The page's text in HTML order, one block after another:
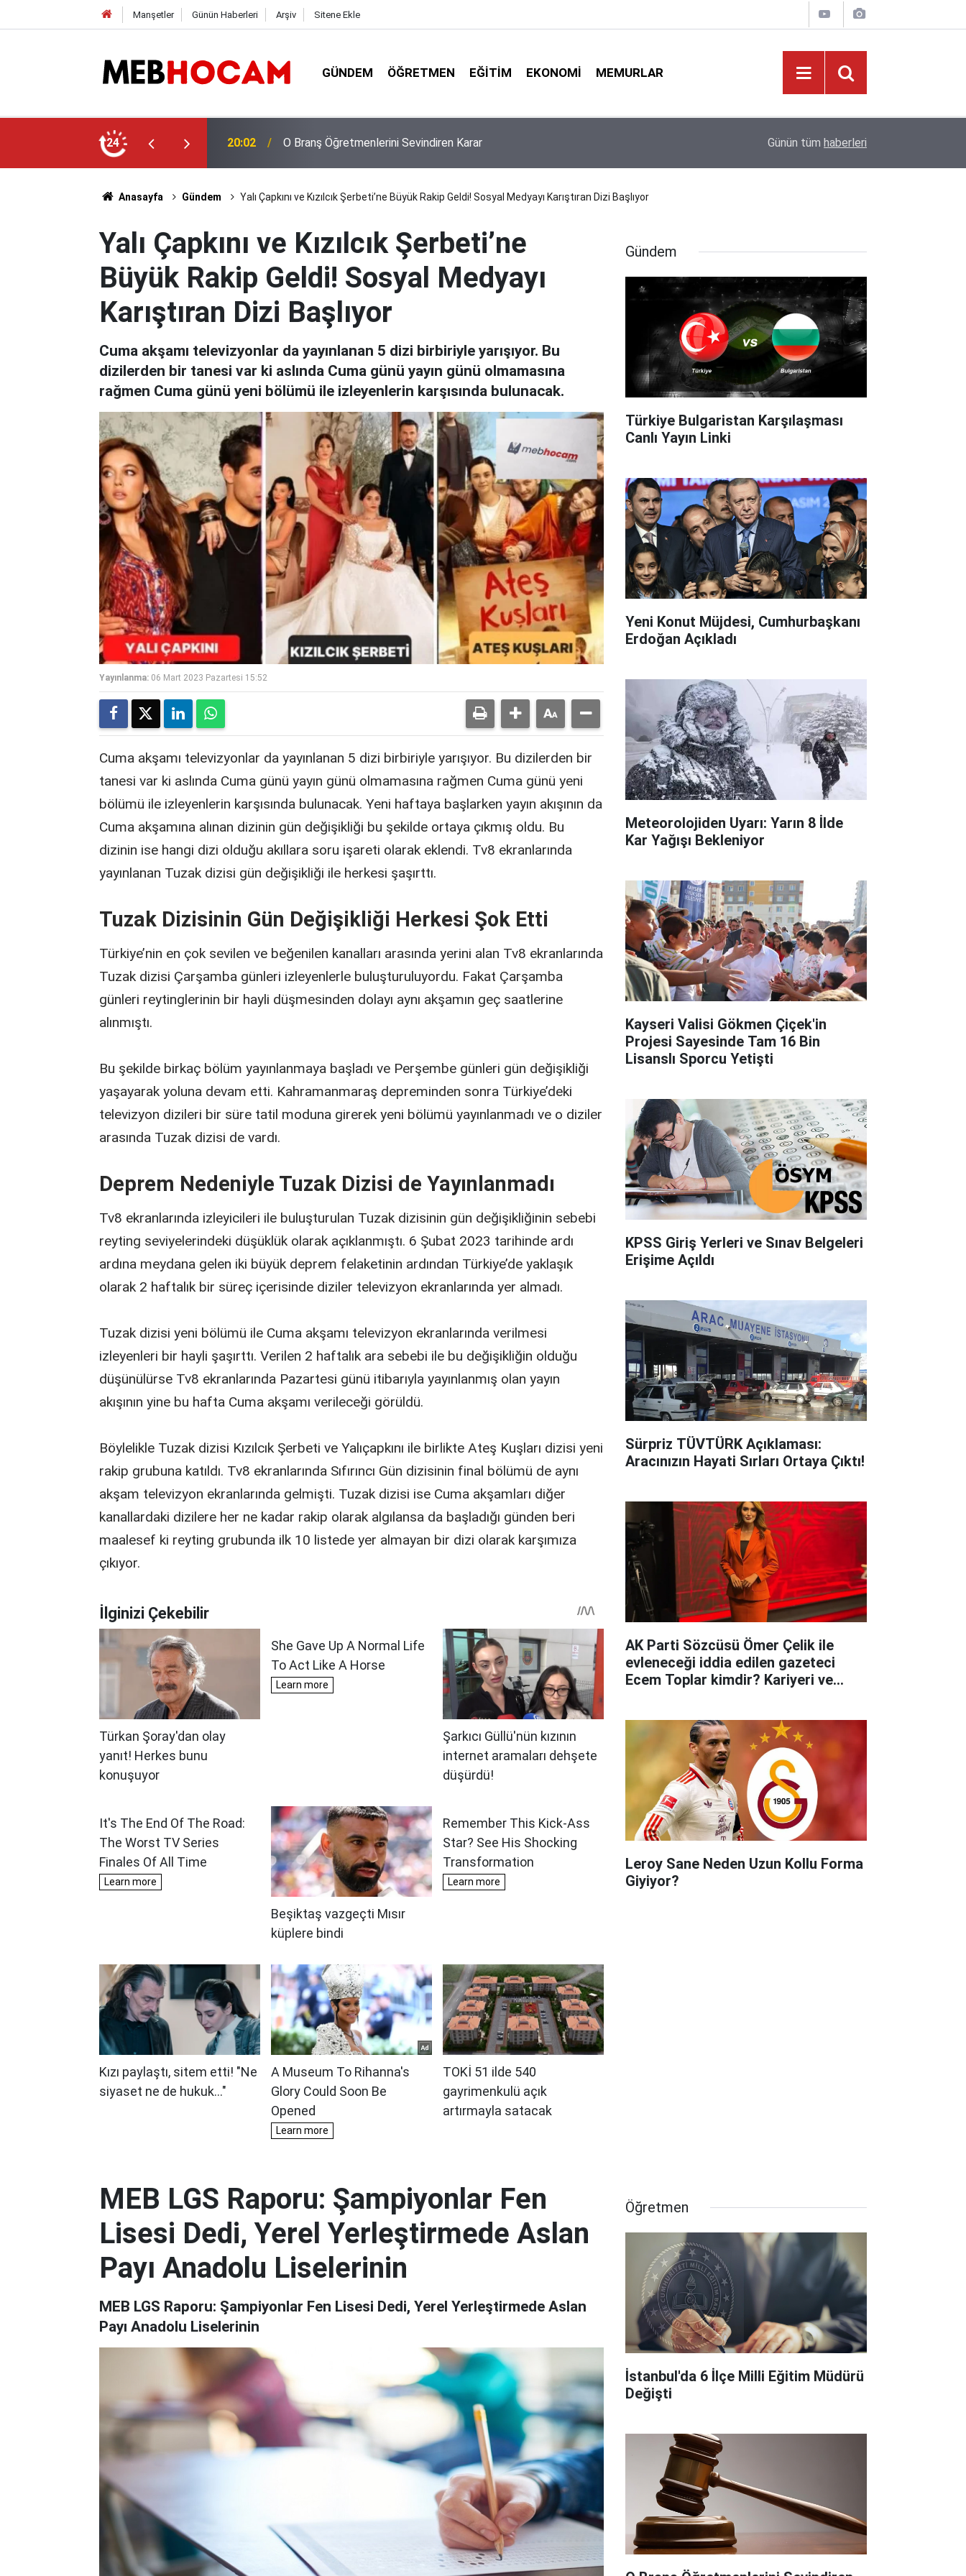
Manşetler Günün Haberleri Arşiv Sitene Ekle
GÜNDEM ÖĞRETMEN EĞITIM EKONOMI MEMURLAR
24 19:03 LGS Nakil Puanları İlk Yerleştirmeyi Aşabilir! İş İkinci Kriterlere Kaldı Okullarda Şiddetin Kökü Kazınacak: TBMM
Günün tüm haberleri
Anasayfa Gündem Yalı Çapkını ve Kızılcık Şerbeti’ne Büyük Rakip Geldi! Sosyal Medyayı Karıştıran Dizi Başlıyor
Yalı Çapkını ve Kızılcık Şerbeti’ne
Büyük Rakip Geldi! Sosyal Medyayı
Karıştıran Dizi Başlıyor
Cuma akşamı televizyonlar da yayınlanan 5 dizi birbiriyle yarışıyor. Bu
dizilerden bir tanesi var ki aslında Cuma günü yayın günü olmamasına
rağmen Cuma günü yeni bölümü ile izleyenlerin karşısında bulunacak.
Yayınlanma: 06 Mart 2023 Pazartesi 15:52
Cuma akşamı televizyonlar da yayınlanan 5 dizi birbiriyle yarışıyor. Bu dizilerden bir
tanesi var ki aslında Cuma günü yayın günü olmamasına rağmen Cuma günü yeni
bölümü ile izleyenlerin karşısında bulunacak. Yeni haftaya başlarken yayın akışının da
Cuma akşamına alınan dizinin gün değişikliği bu şekilde ortaya çıkmış oldu. Bu
dizinin ise hangi dizi olduğu akıllara soru işareti olarak eklendi. Tv8 ekranlarında
yayınlanan Tuzak dizisi gün değişikliği ile herkesi şaşırttı.
Tuzak Dizisinin Gün Değişikliği Herkesi Şok Etti
Türkiye’nin en çok sevilen ve beğenilen kanalları arasında yerini alan Tv8 ekranlarında
Tuzak dizisi Çarşamba günleri izleyenlerle buluşturuluyordu. Fakat Çarşamba
günleri reytinglerinin bir hayli düşmesinden dolayı aynı akşamın geç saatlerine
alınmıştı.
Bu şekilde birkaç bölüm yayınlanmaya başladı ve Perşembe günleri gün değişikliği
yaşayarak yoluna devam etti. Kahramanmaraş depreminden sonra Türkiye’deki
televizyon dizileri bir süre tatil moduna girerek yeni bölümü yayınlanmadı ve o diziler
arasında Tuzak dizisi de vardı.
Deprem Nedeniyle Tuzak Dizisi de Yayınlanmadı
Tv8 ekranlarında izleyicileri ile buluşturulan Tuzak dizisinin gün değişikliğinin sebebi
reyting seviyelerindeki düşüklük olarak açıklanmıştı. 6 Şubat 2023 tarihinde ardı
ardına meydana gelen iki büyük deprem felaketinin ardından Türkiye’de yaklaşık
olarak 2 haftalık bir süreç içerisinde diziler televizyon ekranlarında yer almadı.
Tuzak dizisi yeni bölümü ile Cuma akşamı televizyon ekranlarında verilmesi
izleyenleri bir hayli şaşırttı. Verilen 2 haftalık ara sebebi ile bu değişikliğin olduğu
düşünülürse Tv8 ekranlarında Pazartesi günü itibarıyla yayınlanmış olan yayın
akışının yine bu hafta Cuma akşamı verileceği görüldü.
Böylelikle Tuzak dizisi Kızılcık Şerbeti ve Yalıçapkını ile birlikte Ateş Kuşları dizisi yeni
rakip grubuna katıldı. Tv8 ekranlarında Sıfırıncı Gün dizisinin final bölümü de aynı
akşam televizyon ekranlarında gelmişti. Tuzak dizisi ise Cuma akşamları diğer
kanallardaki dizilere her ne kadar rakip olarak algılansa da başladığı günden beri
maalesef ki reyting grubunda ilk 10 listede yer almayan bir dizi olarak karşımıza
çıkıyor.
Gündem
Türkiye Bulgaristan Karşılaşması
Canlı Yayın Linki
Yeni Konut Müjdesi, Cumhurbaşkanı
Erdoğan Açıkladı
Meteorolojiden Uyarı: Yarın 8 İlde
Kar Yağışı Bekleniyor
Kayseri Valisi Gökmen Çiçek'in
Projesi Sayesinde Tam 16 Bin
Lisanslı Sporcu Yetişti
KPSS Giriş Yerleri ve Sınav Belgeleri
Erişime Açıldı
Sürpriz TÜVTÜRK Açıklaması:
Aracınızın Hayati Sırları Ortaya Çıktı!
AK Parti Sözcüsü Ömer Çelik ile
evleneceği iddia edilen gazeteci
Ecem Toplar kimdir? Kariyeri ve
Leroy Sane Neden Uzun Kollu Forma
Giyiyor?
MEB LGS Raporu: Şampiyonlar Fen
Lisesi Dedi, Yerel Yerleştirmede Aslan
Payı Anadolu Liselerinin
MEB LGS Raporu: Şampiyonlar Fen Lisesi Dedi, Yerel Yerleştirmede Aslan
Payı Anadolu Liselerinin
Öğretmen
İstanbul'da 6 İlçe Milli Eğitim Müdürü
Değişti